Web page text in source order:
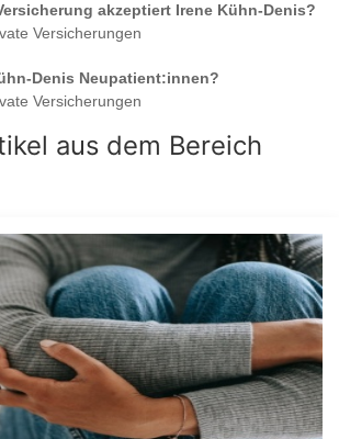
akzeptiert Irene Kühn-Denis?
Versicherungen
Denis Neupatient:innen?
Versicherungen
aus dem Bereich